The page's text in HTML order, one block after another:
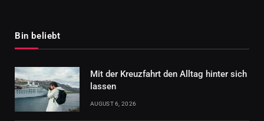
Bin beliebt
Mit der Kreuzfahrt den Alltag hinter sich
lassen
AUGUST 6, 2026